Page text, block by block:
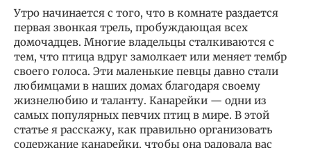
Утро начинается с того, что в комнате раздается
первая звонкая трель, пробуждающая всех
домочадцев. Многие владельцы сталкиваются с
тем, что птица вдруг замолкает или меняет тембр
своего голоса. Эти маленькие певцы давно стали
любимцами в наших домах благодаря своему
жизнелюбию и таланту. Канарейки — одни из
самых популярных певчих птиц в мире. В этой
статье я расскажу, как правильно организовать
содержание канарейки, чтобы она радовала вас